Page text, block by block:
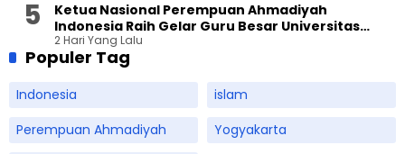
Ketua Nasional Perempuan Ahmadiyah
Indonesia Raih Gelar Guru Besar Universitas
Terbuka
2 Hari Yang Lalu
Populer Tag
Indonesia
islam
Perempuan Ahmadiyah
Yogyakarta